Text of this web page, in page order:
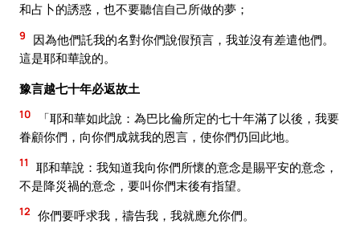
和占卜的誘惑，也不要聽信自己所做的夢；
9
因為他們託我的名對你們說假預言，我並沒有差遣他們。
這是耶和華說的。
豫言越七十年必返故土
10
「耶和華如此說：為巴比倫所定的七十年滿了以後，我要
眷顧你們，向你們成就我的恩言，使你們仍回此地。
11
耶和華說：我知道我向你們所懷的意念是賜平安的意念，
不是降災禍的意念，要叫你們末後有指望。
12 你們要呼求我，禱告我，我就應允你們。